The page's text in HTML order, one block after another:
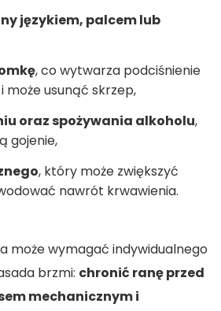
językiem, palcem lub
, co wytwarza podciśnienie
może usunąć skrzep,
oraz spożywania alkoholu,
gojenie,
, który może zwiększyć
nawrót krwawienia.
może wymagać indywidualnego
brzmi: chronić ranę przed
mechanicznym i